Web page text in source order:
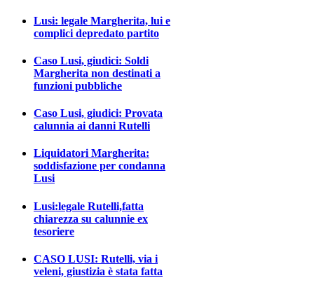
Lusi: legale Margherita, lui e
complici depredato partito
Caso Lusi, giudici: Soldi
Margherita non destinati a
funzioni pubbliche
Caso Lusi, giudici: Provata
calunnia ai danni Rutelli
Liquidatori Margherita:
soddisfazione per condanna
Lusi
Lusi:legale Rutelli,fatta
chiarezza su calunnie ex
tesoriere
CASO LUSI: Rutelli, via i
veleni, giustizia è stata fatta